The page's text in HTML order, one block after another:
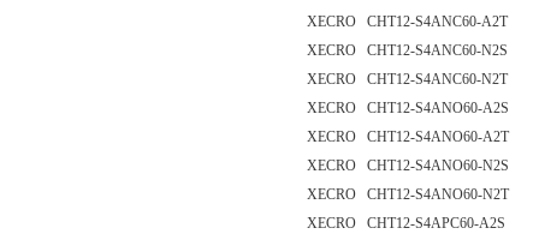
XECRO CHT12-S4ANC60-A2T
XECRO CHT12-S4ANC60-N2S
XECRO CHT12-S4ANC60-N2T
XECRO CHT12-S4ANO60-A2S
XECRO CHT12-S4ANO60-A2T
XECRO CHT12-S4ANO60-N2S
XECRO CHT12-S4ANO60-N2T
XECRO CHT12-S4APC60-A2S